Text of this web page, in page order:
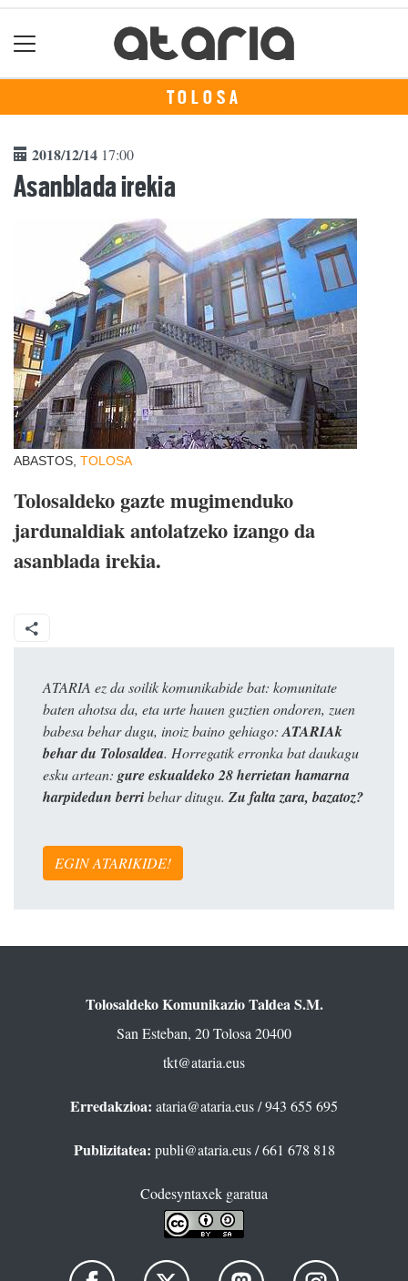
TOLOSA
2018/12/14 17:00
Asanblada irekia
ABASTOS, TOLOSA
Tolosaldeko gazte mugimenduko
jardunaldiak antolatzeko izango da
asanblada irekia.
ATARIA ez da soilik komunikabide bat: komunitate
baten ahotsa da, eta urte hauen guztien ondoren, zuen
babesa behar dugu, inoiz baino gehiago: ATARIAk
behar du Tolosaldea. Horregatik erronka bat daukagu
esku artean: gure eskualdeko 28 herrietan hamarna
harpidedun berribehar ditugu. Zu falta zara, bazatoz?
EGIN ATARIKIDE!
Tolosaldeko Komunikazio Taldea S.M.
San Esteban, 20 Tolosa 20400
tkt@ataria.eus
Erredakzioa: ataria@ataria.eus/ 943 655 695
Publizitatea: publi@ataria.eus/ 661 678 818
Codesyntaxek garatua